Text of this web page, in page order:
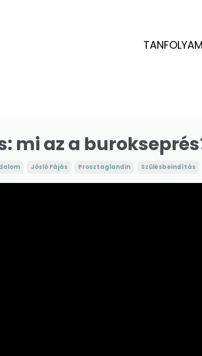
mi az a
Jósló Fájás Prosztaglandin Szülésbeindítás